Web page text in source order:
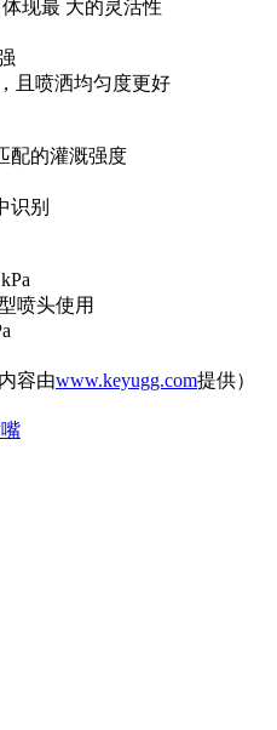
体现最 大的灵活性
且喷洒均匀度更好
配的灌溉强度
识别
喷头使用
容由www.keyugg.com提供）